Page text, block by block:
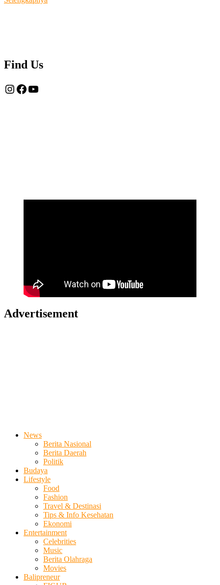
Find Us
Instagram
Facebook
YouTube
Advertisement
News
Berita Nasional
Berita Daerah
Politik
Budaya
Lifestyle
Food
Fashion
Travel & Destinasi
Tips & Info Kesehatan
Ekonomi
Entertainment
Celebrities
Music
Berita Olahraga
Movies
Balipreneur